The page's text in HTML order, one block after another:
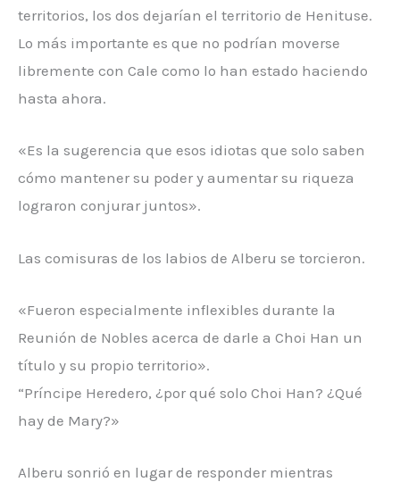
territorios, los dos dejarían el territorio de Henituse.
Lo más importante es que no podrían moverse
libremente con Cale como lo han estado haciendo
hasta ahora.
«Es la sugerencia que esos idiotas que solo saben
cómo mantener su poder y aumentar su riqueza
lograron conjurar juntos».
Las comisuras de los labios de Alberu se torcieron.
«Fueron especialmente inflexibles durante la
Reunión de Nobles acerca de darle a Choi Han un
título y su propio territorio».
“Príncipe Heredero, ¿por qué solo Choi Han? ¿Qué
hay de Mary?»
Alberu sonrió en lugar de responder mientras